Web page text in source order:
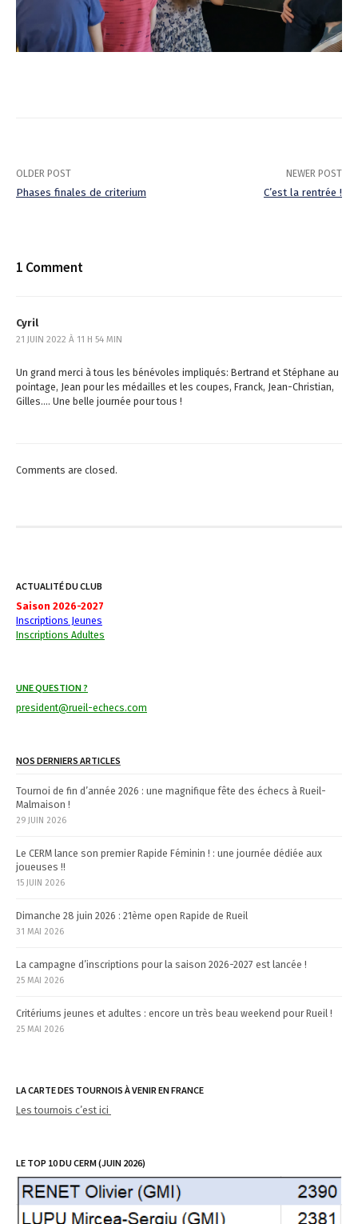
s
n
a
v
a
n
OLDER POST
Phases finales de criterium
NEWER POST
C’est la rentrée !
1 Comment
Cyril
21 JUIN 2022 À 11 H 54 MIN
Un grand merci à tous les bénévoles impliqués: Bertrand et Stéphane au
pointage, Jean pour les médailles et les coupes, Franck, Jean-Christian,
Gilles…. Une belle journée pour tous !
Comments are closed.
ACTUALITÉ DU CLUB
Saison 2026-2027
Inscriptions Jeunes
Inscriptions Adultes
UNE QUESTION ?
president@rueil-echecs.com
NOS DERNIERS ARTICLES
Tournoi de fin d’année 2026 : une magnifique fête des échecs à Rueil-
Malmaison !
29 JUIN 2026
Le CERM lance son premier Rapide Féminin ! : une journée dédiée aux
joueuses !!
15 JUIN 2026
Dimanche 28 juin 2026 : 21ème open Rapide de Rueil
31 MAI 2026
La campagne d’inscriptions pour la saison 2026-2027 est lancée !
25 MAI 2026
Critériums jeunes et adultes : encore un très beau weekend pour Rueil !
25 MAI 2026
LA CARTE DES TOURNOIS À VENIR EN FRANCE
Les tournois c’est ici
LE TOP 10 DU CERM (JUIN 2026)